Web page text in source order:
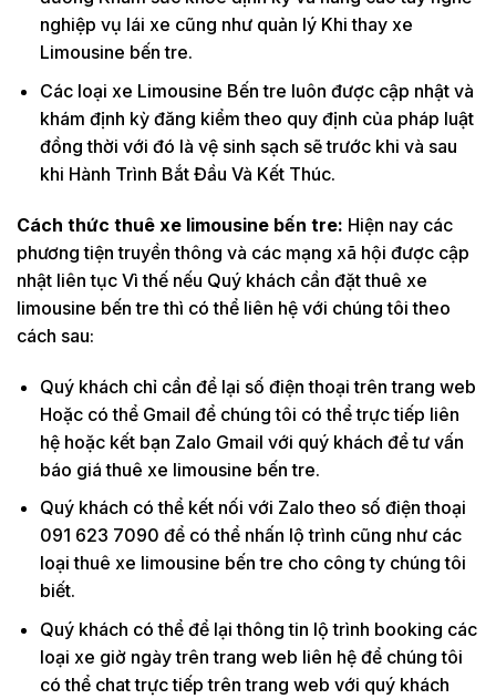
nghiệp vụ lái xe cũng như quản lý Khi thay xe
Limousine bến tre.
Các loại xe Limousine Bến tre luôn được cập nhật và
khám định kỳ đăng kiểm theo quy định của pháp luật
đồng thời với đó là vệ sinh sạch sẽ trước khi và sau
khi Hành Trình Bắt Đầu Và Kết Thúc.
Cách thức thuê xe limousine bến tre: Hiện nay các
phương tiện truyền thông và các mạng xã hội được cập
nhật liên tục Vì thế nếu Quý khách cần đặt thuê xe
limousine bến tre thì có thể liên hệ với chúng tôi theo
cách sau:
Quý khách chỉ cần để lại số điện thoại trên trang web
Hoặc có thể Gmail để chúng tôi có thể trực tiếp liên
hệ hoặc kết bạn Zalo Gmail với quý khách để tư vấn
báo giá thuê xe limousine bến tre.
Quý khách có thể kết nối với Zalo theo số điện thoại
091 623 7090 để có thể nhấn lộ trình cũng như các
loại thuê xe limousine bến tre cho công ty chúng tôi
biết.
Quý khách có thể để lại thông tin lộ trình booking các
loại xe giờ ngày trên trang web liên hệ để chúng tôi
có thể chat trực tiếp trên trang web với quý khách